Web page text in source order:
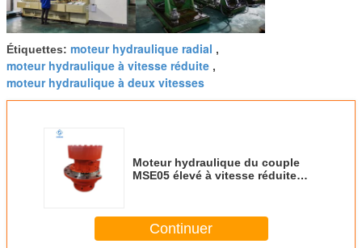
Étiquettes: moteur hydraulique radial ,
moteur hydraulique à vitesse réduite ,
moteur hydraulique à deux vitesses
Moteur hydraulique du couple
MSE05 élevé à vitesse réduite
Continuer